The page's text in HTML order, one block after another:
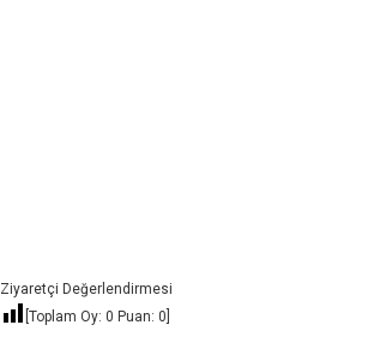
Ziyaretçi Değerlendirmesi
[Toplam Oy:0 Puan:0